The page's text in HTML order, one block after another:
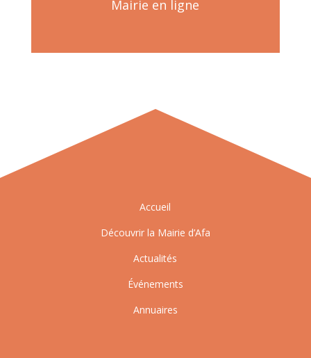
Mairie en ligne
Accueil
Découvrir la Mairie d’Afa
Actualités
Événements
Annuaires